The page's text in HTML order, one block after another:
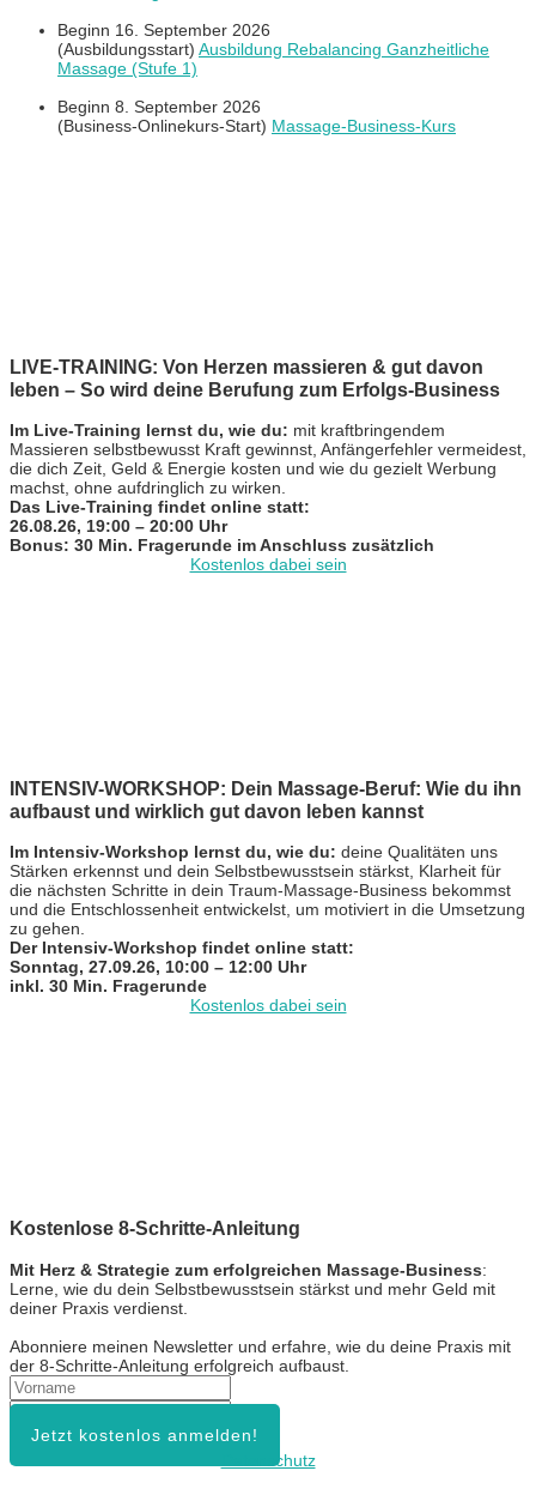
Beginn 16. September 2026
(Ausbildungsstart) Ausbildung Rebalancing Ganzheitliche
Massage (Stufe 1)
Beginn 8. September 2026
(Business-Onlinekurs-Start) Massage-Business-Kurs
LIVE-TRAINING: Von Herzen massieren & gut davon
leben – So wird deine Berufung zum Erfolgs-Business
Im Live-Training lernst du, wie du: mit kraftbringendem
Massieren selbstbewusst Kraft gewinnst, Anfängerfehler vermeidest,
die dich Zeit, Geld & Energie kosten und wie du gezielt Werbung
machst, ohne aufdringlich zu wirken.
Das Live-Training findet online statt:
26.08.26, 19:00 – 20:00 Uhr
Bonus: 30 Min. Fragerunde im Anschluss zusätzlich
Kostenlos dabei sein
INTENSIV-WORKSHOP: Dein Massage-Beruf: Wie du ihn
aufbaust und wirklich gut davon leben kannst
Im Intensiv-Workshop lernst du, wie du: deine Qualitäten uns
Stärken erkennst und dein Selbstbewusstsein stärkst, Klarheit für
die nächsten Schritte in dein Traum-Massage-Business bekommst
und die Entschlossenheit entwickelst, um motiviert in die Umsetzung
zu gehen.
Der Intensiv-Workshop findet online statt:
Sonntag, 27.09.26, 10:00 – 12:00 Uhr
inkl. 30 Min. Fragerunde
Kostenlos dabei sein
Kostenlose 8-Schritte-Anleitung
Mit Herz & Strategie zum erfolgreichen Massage-Business:
Lerne, wie du dein Selbstbewusstsein stärkst und mehr Geld mit
deiner Praxis verdienst.
Abonniere meinen Newsletter und erfahre, wie du deine Praxis mit
der 8-Schritte-Anleitung erfolgreich aufbaust.
Jetzt kostenlos anmelden!
Datenschutz